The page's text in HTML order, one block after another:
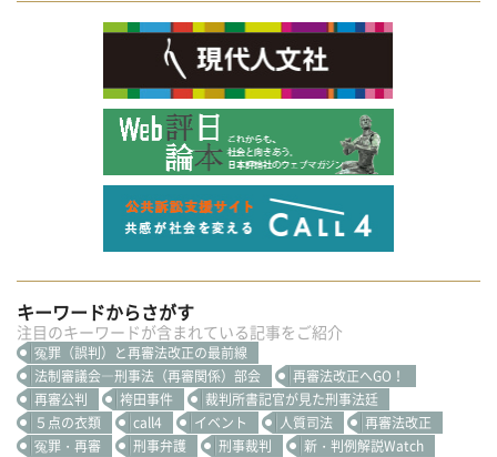
キーワードからさがす
注目のキーワードが含まれている記事をご紹介
冤罪（誤判）と再審法改正の最前線
法制審議会―刑事法（再審関係）部会
再審法改正へGO！
再審公判
袴田事件
裁判所書記官が見た刑事法廷
５点の衣類
call4 イベント 人質司法
再審法改正
冤罪・再審
刑事弁護 刑事裁判
新・判例解説Watch